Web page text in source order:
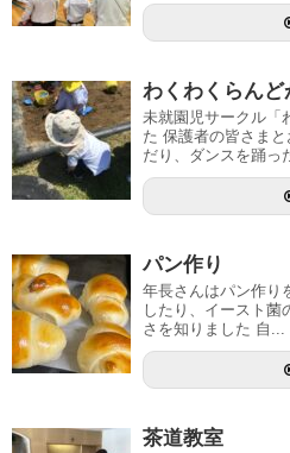
わくわくらん
未就園児サークル「
た 保護者の皆さま
だり、ダンスを踊っ
パン作り
年長さんはパン作り
したり、イースト菌
さを知りました 自...
茶道教室